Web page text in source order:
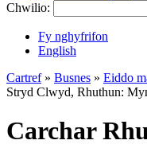
Chwilio:
Fy nghyfrifon
English
Cartref» Busnes » Eiddo
Stryd Clwyd, Rhuthun:
Carchar